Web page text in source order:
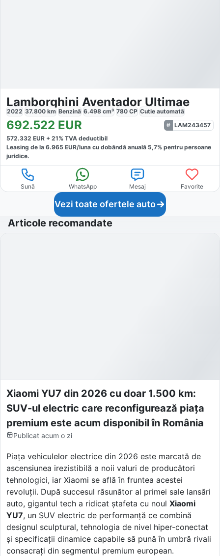
Lamborghini Aventador Ultimae
2022 37.800 km Benzină 6.498 cm³ 780 CP Cutie automată
692.522 EUR
LAM243457
572.332 EUR + 21% TVA deductibil
Leasing de la 6.965 EUR/luna cu dobăndă anuală 5,7% pentru persoane
juridice.
Sună WhatsApp Mesaj Favorite
Vezi toate ofertele auto
Articole recomandate
Xiaomi YU7 din 2026 cu doar 1.500 km:
SUV-ul electric care reconfigurează piața
premium este acum disponibil în România
Publicat acum o zi
Piața vehiculelor electrice din 2026 este marcată de
ascensiunea irezistibilă a noii valuri de producători
tehnologici, iar Xiaomi se află în fruntea acestei
revoluții. După succesul răsunător al primei sale lansări
auto, gigantul tech a ridicat ștafeta cu noul Xiaomi
YU7, un SUV electric de performanță ce combină
designul sculptural, tehnologia de nivel hiper-conectat
și specificații dinamice capabile să pună în umbră rivali
consacrați din segmentul premium european.